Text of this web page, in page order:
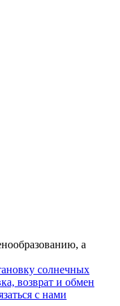
а
солнечных
возврат и обмен
с нами